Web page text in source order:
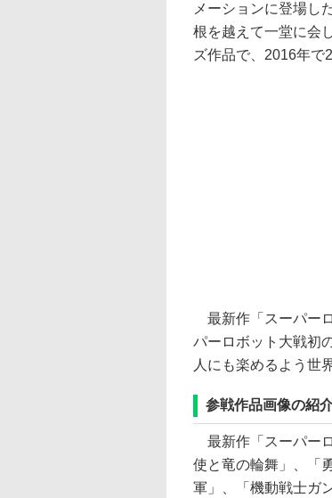
メーションに登場し
根を越えて一堂に会
ズ作品で、2016年で
最新作「スーパー
パーロボット大戦初
人にも楽めるよう世
参戦作品画像の紹
最新作「スーパー
使と竜の輪舞」、「
軍」、「機動戦士ガ